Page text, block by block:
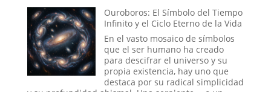
Seda
de
Bandera
Falsa
¿Hasta
Ouroboros: El Símbolo del Tiempo
Infinito y el Ciclo Eterno de la Vida
En el vasto mosaico de símbolos
que el ser humano ha creado
para descifrar el universo y su
propia existencia, hay uno que
destaca por su radical simplicidad